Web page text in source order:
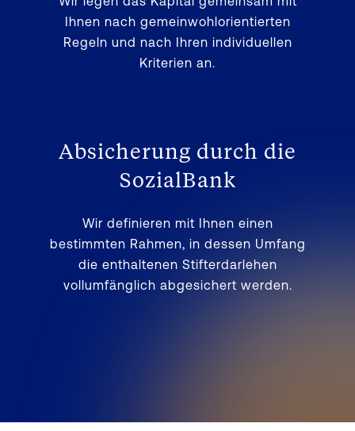
Ihnen nach gemeinwohlorientierten
Regeln und nach Ihren individuellen
Kriterien an.
Absicherung durch die
SozialBank
Wir definieren mit Ihnen einen
bestimmten Rahmen, in dessen Umfang
die enthaltenen Stifterdarlehen
vollumfänglich abgesichert werden.